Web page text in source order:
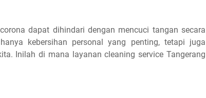
dapat dihindari dengan mencuci tangan secara
kebersihan personal yang penting, tetapi juga
Inilah di mana layanan cleaning service Tangerang